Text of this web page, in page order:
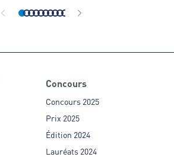
Concours
Concours 2025
Prix 2025
Édition 2024
Lauréats 2024